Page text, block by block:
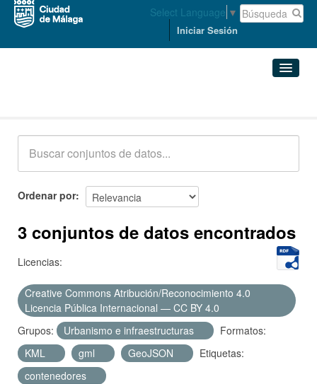
Select Language ▼
Iniciar Sesión
Acerca de
Ordenar por
3 conjuntos de datos encontrados
Licencias:
Creative Commons Atribución/Reconocimiento 4.0
Licencia Pública Internacional — CC BY 4.0
Grupos:
Urbanismo e infraestructuras
Formatos:
KML
gml GeoJSON
Etiquetas:
contenedores